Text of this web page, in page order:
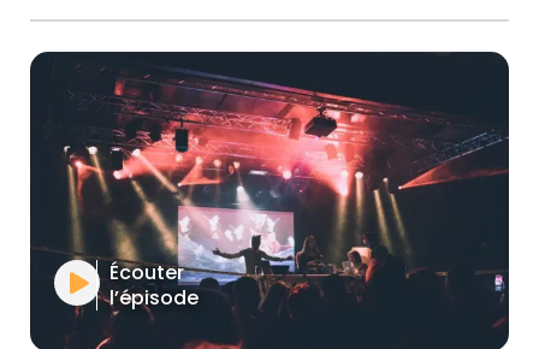
Écouter
l’épisode